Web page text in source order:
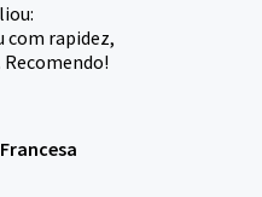
com rapidez,